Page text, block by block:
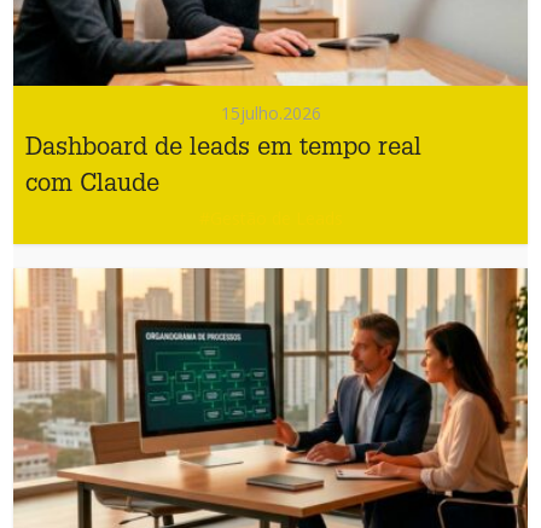
15julho.2026
Dashboard de leads em tempo real
com Claude